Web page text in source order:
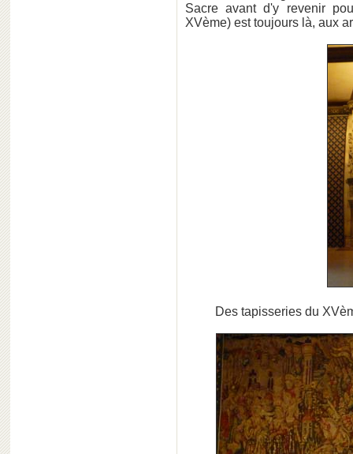
Sacre avant d'y revenir
XVème) est toujours là, aux
Des tapisseries du